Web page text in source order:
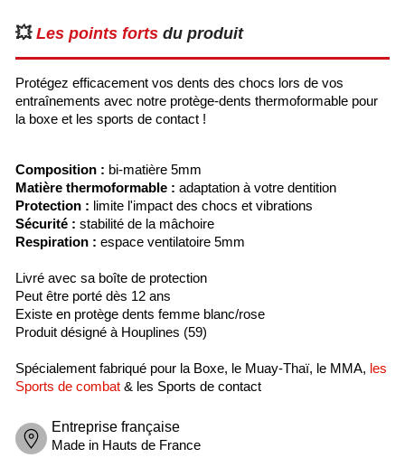
💥Les points fortsdu produit
Protégez efficacement vos dents des chocs lors de vos
entraînements avec notre protège-dents thermoformable pour
la boxe et les sports de contact !
Composition : bi-matière 5mm
Matière thermoformable : adaptation à votre dentition
Protection : limite l'impact des chocs et vibrations
Sécurité : stabilité de la mâchoire
Respiration : espace ventilatoire 5mm
Livré avec sa boîte de protection
Peut être porté dès 12 ans
Existe en protège dents femme blanc/rose
Produit désigné à Houplines (59)
Spécialement fabriqué pour la Boxe, le Muay-Thaï, le MMA, les
Sports de combat& les Sports de contact
Entreprise française
Made in Hauts de France